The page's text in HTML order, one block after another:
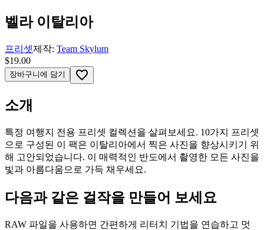
벨라 이탈리아
프리셋제작: Team Skylum
$19.00
장바구니에 담기 favorite_border
소개
특정 여행지 전용 프리셋 컬렉션을 살펴보세요. 10가지 프리셋
으로 구성된 이 팩은 이탈리아에서 찍은 사진을 향상시키기 위
해 고안되었습니다. 이 매력적인 반도에서 촬영한 모든 사진을
빛과 아름다움으로 가득 채우세요.
다음과 같은 걸작을 만들어 보세요
RAW 파일을 사용하면 간편하게 리터치 기법을 연습하고 멋